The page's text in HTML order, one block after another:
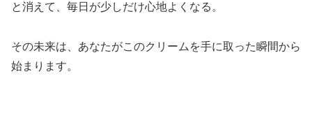
と消えて、毎日が少しだけ心地よくなる。
その未来は、あなたがこのクリームを手に取った瞬間から
始まります。